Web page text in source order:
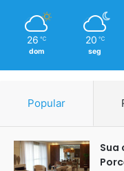
26 ℃
dom
20 ℃
seg
Popular
Sua